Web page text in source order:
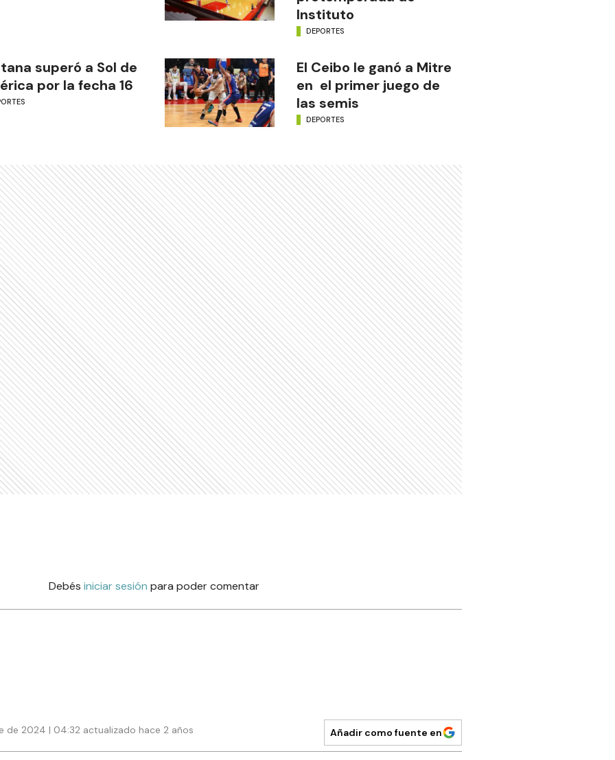
Instituto
DEPORTES
superó a Sol de
por la fecha 16
El Ceibo le ganó a Mitre
en el primer juego de
las semis
DEPORTES
Debés iniciar sesión para poder comentar
de 2024 | 04:32 actualizado hace 2 años Añadir como fuente en